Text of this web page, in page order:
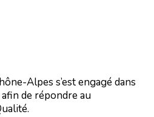
Alpes s’est engagé dans
de répondre au